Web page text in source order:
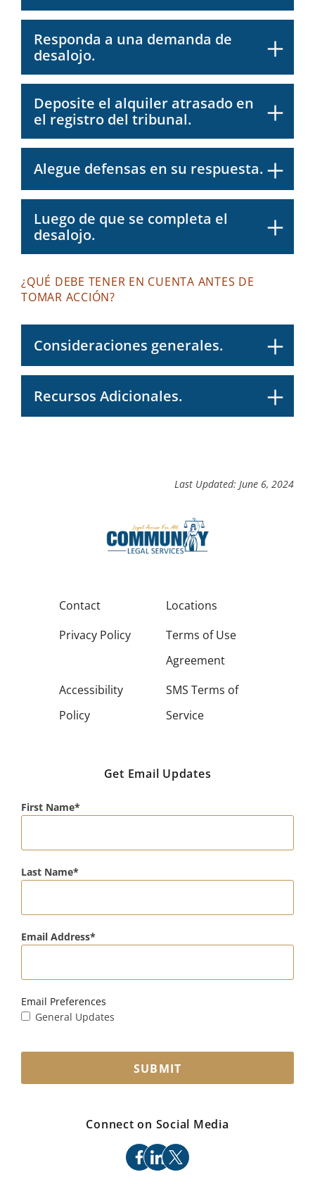
Responda a una demanda de
desalojo.
Deposite el alquiler atrasado en
el registro del tribunal.
Alegue defensas en su respuesta.
Luego de que se completa el
desalojo.
¿QUÉ DEBE TENER EN CUENTA ANTES DE
TOMAR ACCIÓN?
Consideraciones generales.
Recursos Adicionales.
Last Updated: June 6, 2024
Contact
Locations
Privacy Policy
Terms of Use
Agreement
Accessibility
Policy
SMS Terms of
Service
Get Email Updates
First Name
Last Name
Email Address
Email Preferences
General Updates
SUBMIT
Connect on Social Media
facebook
linkedin
x